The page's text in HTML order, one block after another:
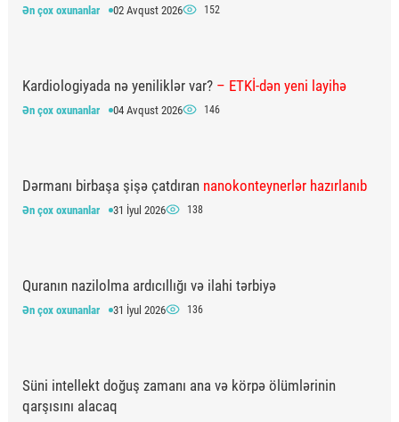
Ən çox oxunanlar 02 Avqust 2026 152
Kardiologiyada nə yeniliklər var? – ETKİ-dən yeni layihə
Ən çox oxunanlar 04 Avqust 2026 146
Dərmanı birbaşa şişə çatdıran nanokonteynerlər hazırlanıb
Ən çox oxunanlar 31 İyul 2026 138
Quranın nazilolma ardıcıllığı və ilahi tərbiyə
Ən çox oxunanlar 31 İyul 2026 136
Süni intellekt doğuş zamanı ana və körpə ölümlərinin
qarşısını alacaq